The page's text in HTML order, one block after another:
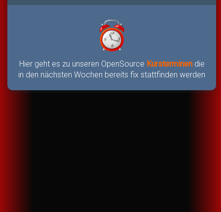
Hier geht es zu unseren OpenSource Kursterminen die
in den nächsten Wochen bereits fix stattfinden werden